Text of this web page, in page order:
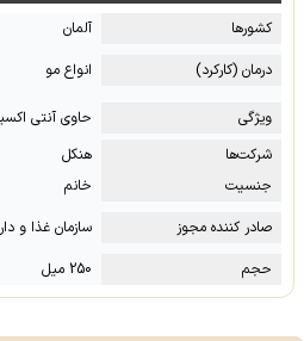
کشور‌ها
آلمان
درمان (کارکرد)
انواع مو
ویژگی
حاوی آنتی
شرکت‌ها
هنکل
جنسیت
خانم
صادر کننده مجوز
سازمان غذا و
حجم
250 میل